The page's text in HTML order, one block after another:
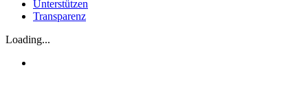
Unterstützen
Transparenz
Loading...